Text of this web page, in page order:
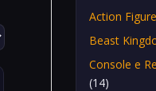
Action Figure
Beast
Console e
(14)